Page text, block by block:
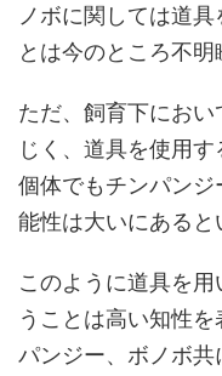
ノボに関しては道
とは今のところ不明
ただ、飼育下にお
じく、道具を使用
個体でもチンパン
能性は大いにあると
このように道具を
うことは高い知性
パンジー、ボノボ